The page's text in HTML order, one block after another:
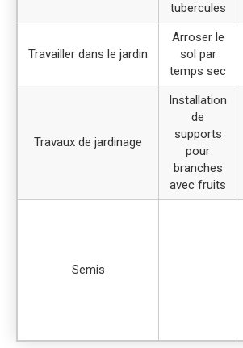
tubercules
Travailler dans le jardin
Arroser le
sol par
temps sec
Travaux de jardinage
Installation
de
supports
pour
branches
avec fruits
Semis